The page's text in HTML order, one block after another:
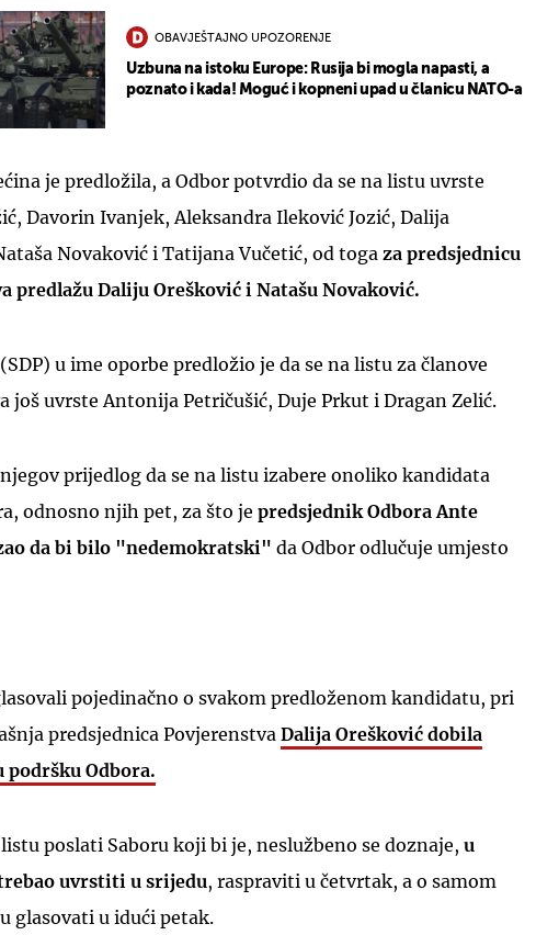
OBAVJEŠTAJNO UPOZORENJE
Uzbuna na istoku Europe: Rusija bi mogla napasti, a
poznato i kada! Moguć i kopneni upad u članicu NATO-a
je predložila, a Odbor potvrdio da se na listu uvrste
Davorin Ivanjek, Aleksandra Ileković Jozić, Dalija
Novaković i Tatijana Vučetić, od toga za predsjednicu
predlažu Daliju Orešković i Natašu Novaković.
u ime oporbe predložio je da se na listu za članove
još uvrste Antonija Petričušić, Duje Prkut i Dragan Zelić.
prijedlog da se na listu izabere onoliko kandidata
odnosno njih pet, za što je predsjednik Odbora Ante
da bi bilo "nedemokratski" da Odbor odlučuje umjesto
pojedinačno o svakom predloženom kandidatu, pri
predsjednica Povjerenstva Dalija Orešković dobila
podršku Odbora.
poslati Saboru koji bi je, neslužbeno se doznaje, u
uvrstiti u srijedu, raspraviti u četvrtak, a o samom
glasovati u idući petak.
UKLJUČITE NOTIFIKACIJE